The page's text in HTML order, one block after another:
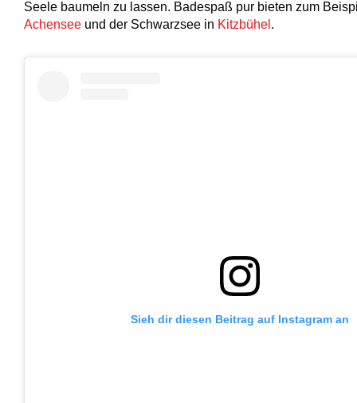
Seele baumeln zu lassen. Badespaß pur bieten zum
Achensee und der Schwarzsee in Kitzbühel .
Sieh dir diesen Beitrag auf Instagram an